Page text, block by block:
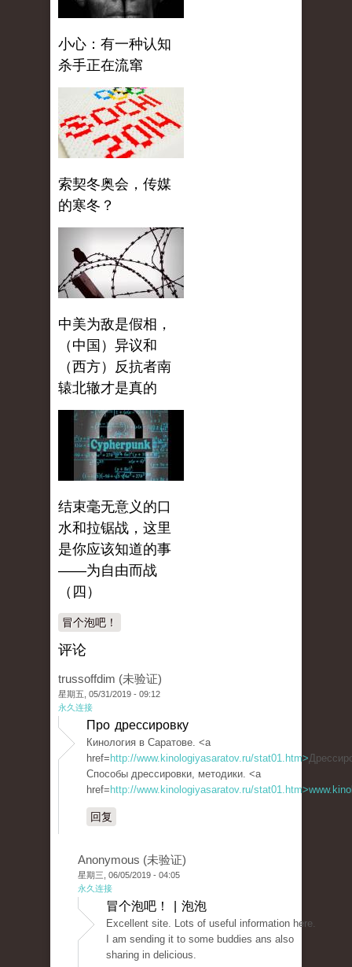
小心：有一种认知
杀手正在流窜
索契冬奥会，传媒
的寒冬？
中美为敌是假相，
（中国）异议和
（西方）反抗者南
辕北辙才是真的
结束毫无意义的口
水和拉锯战，这里
是你应该知道的事
——为自由而战
（四）
冒个泡吧！
评论
trussoffdim (未验证)
星期五, 05/31/2019 - 09:12
永久连接
Про дрессировку
Кинология в Саратове. <a
href= http://www.kinologiyasaratov.ru/stat01.htm>
Способы дрессировки, методики. <a
href= http://www.kinologiyasaratov.ru/
回复
Anonymous (未验证)
星期三, 06/05/2019 - 04:05
永久连接
冒个泡吧！ | 泡泡
Excellent site. Lots of useful information here.
I am sending it to some buddies ans also
sharing in delicious.